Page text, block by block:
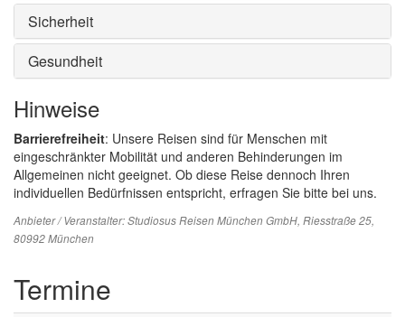
Sicherheit
Gesundheit
Hinweise
Barrierefreiheit: Unsere Reisen sind für Menschen mit
eingeschränkter Mobilität und anderen Behinderungen im
Allgemeinen nicht geeignet. Ob diese Reise dennoch Ihren
individuellen Bedürfnissen entspricht, erfragen Sie bitte bei uns.
Anbieter / Veranstalter:Studiosus Reisen München GmbH, Riesstraße 25,
80992 München
Termine